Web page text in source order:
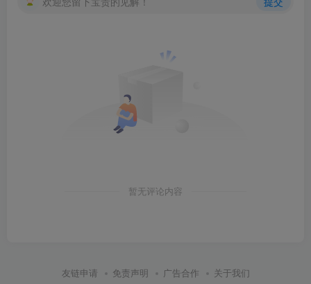
暂无评论内容
友链申请 免责声明 广告合作 关于我们